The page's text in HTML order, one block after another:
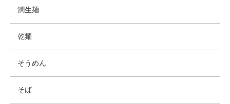
潤生麺
乾麺
そうめん
そば